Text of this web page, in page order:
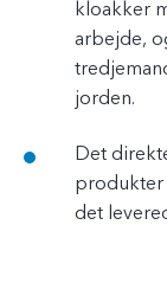
kloakker
arbejde,
jorden.
Det
produkter
det